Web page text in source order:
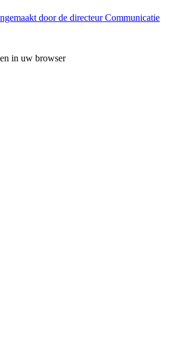
door de directeur Communicatie
in uw browser